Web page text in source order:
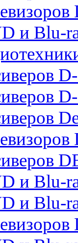
и Blu-
и Blu-
и Blu-